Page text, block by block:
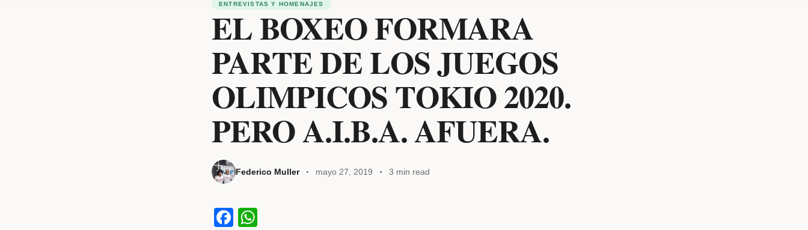
ENTREVISTAS Y HOMENAJES
EL BOXEO FORMARA
PARTE DE LOS JUEGOS
OLIMPICOS TOKIO 2020.
PERO A.I.B.A. AFUERA.
Federico Muller mayo 27, 2019 3 min read
F